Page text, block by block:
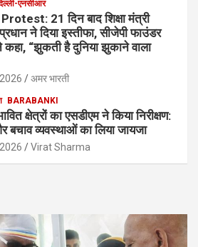
एनसीआर
21 दिन बाद शिक्षा मंत्री
प्रधान ने दिया इस्तीफा, सीजेपी फाउंडर
कहा, “झुकती है दुनिया झुकाने वाला
अमर भारती
BARABANKI
क्षेत्रों का एसडीएम ने किया निरीक्षण:
बचाव व्यवस्थाओं का लिया जायजा
Virat Sharma